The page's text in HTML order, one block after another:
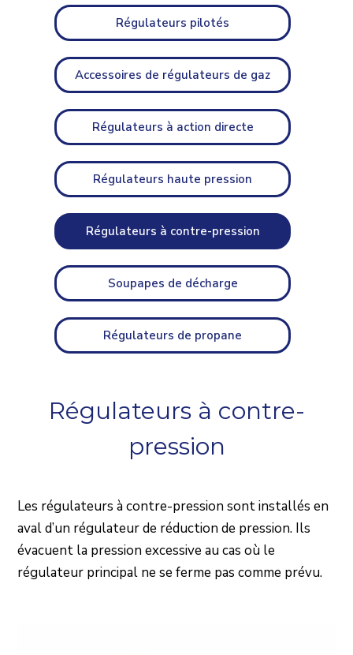
Régulateurs pilotés
Accessoires de régulateurs de gaz
Régulateurs à action directe
Régulateurs haute pression
Régulateurs à contre-pression
Soupapes de décharge
Régulateurs de propane
Régulateurs à contre-
pression
Les régulateurs à contre-pression sont installés en
aval d’un régulateur de réduction de pression. Ils
évacuent la pression excessive au cas où le
régulateur principal ne se ferme pas comme prévu.